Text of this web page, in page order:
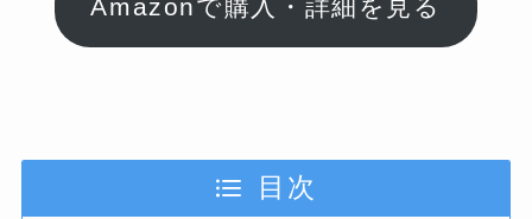
Amazonで購入・詳細を見る
目次